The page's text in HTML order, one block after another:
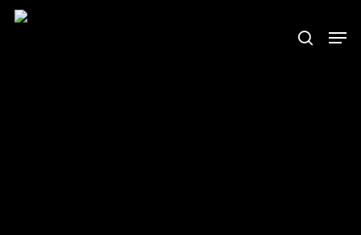
Skip